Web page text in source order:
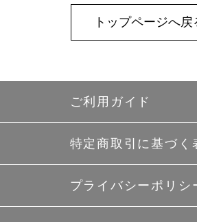
トップページへ戻
ご利用ガイド
特定商取引に基づく
プライバシーポリシ